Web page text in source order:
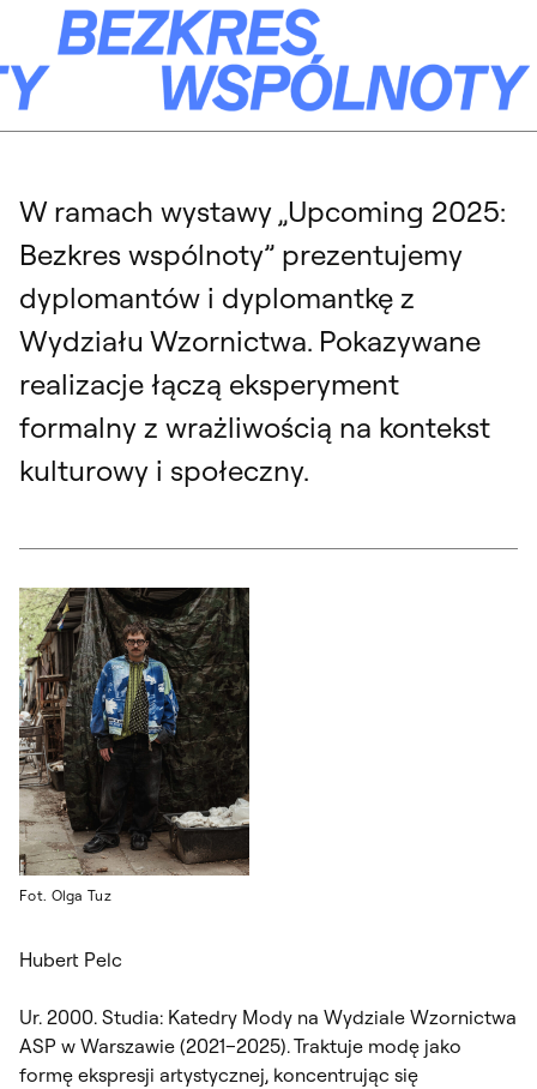
W ramach wystawy „Upcoming 2025:
Bezkres wspólnoty” prezentujemy
dyplomantów i dyplomantkę z
Wydziału Wzornictwa. Pokazywane
realizacje łączą eksperyment
formalny z wrażliwością na kontekst
kulturowy i społeczny.
Fot. Olga Tuz
Hubert Pelc
Ur. 2000. Studia: Katedry Mody na Wydziale Wzornictwa
ASP w Warszawie (2021–2025). Traktuje modę jako
formę ekspresji artystycznej, koncentrując się